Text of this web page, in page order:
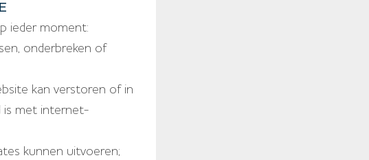
ieder moment:
onderbreken of
kan verstoren of in
is met internet-
kunnen uitvoeren;